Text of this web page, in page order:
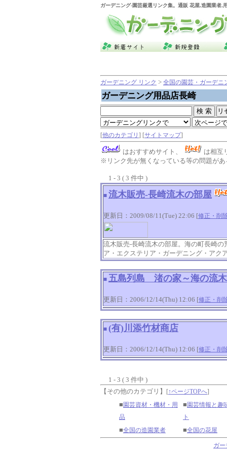
ガーデニング-園芸厳選リンク集。通販 花屋,造園業者,
ガーデニング リンク > 全国の園芸・ガーデニ
ガーデニング用品店長崎
[他のカテゴリ ] [サイトマップ]
はおすすめサイト、
は相互
※リンク先が無くなっている等の問題が
1 - 3 ( 3 件中 )
■ 流木販売-長崎流木の部屋
更新日：2009/08/11(Tue) 22:06 [修正・削
流木販売-長崎流木の部屋。海の町長崎
ア・エクステリア・ガーデニング・アク
■ 五島列島 渚の家～海の流
更新日：2006/12/14(Thu) 12:06 [修正・削
■ (有)川添竹材商店
更新日：2006/12/14(Thu) 12:06 [修正・削
1 - 3 ( 3 件中 )
【その他のカテゴリ】
[↑ページTOPへ]
■ 園芸資材・機材・用
品
■ 園芸情報と趣
ト
■全国の造園業者 ■全国の花屋
ガ